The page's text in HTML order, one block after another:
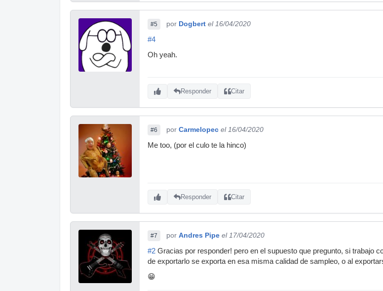
#5 por Dogbert el 16/04/2020
#4
Oh yeah.
Responder Citar
#6 por Carmelopec el 16/04/2020
Me too, (por el culo te la hinco)
Responder Citar
#7 por Andres Pipe el 17/04/2020
#2 Gracias por responder! pero en el supuesto que pregunto, si trabajo
de exportarlo se exporta en esa misma calidad de sampleo, o al
😁